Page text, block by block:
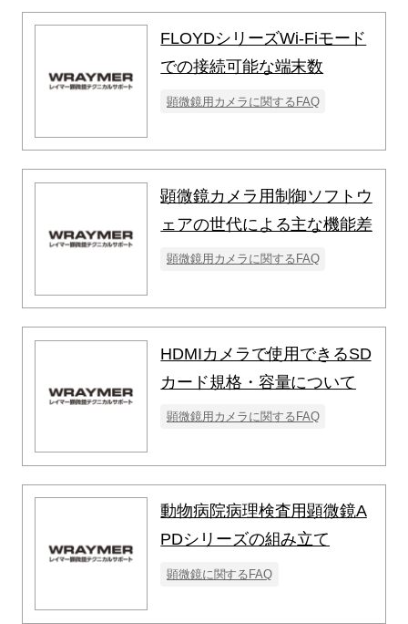
FLOYDシリーズWi-Fiモード
での接続可能な端末数
顕微鏡用カメラに関するFAQ
顕微鏡カメラ用制御ソフトウ
ェアの世代による主な機能差
顕微鏡用カメラに関するFAQ
HDMIカメラで使用できるSD
カード規格・容量について
顕微鏡用カメラに関するFAQ
動物病院病理検査用顕微鏡A
PDシリーズの組み立て
顕微鏡に関するFAQ